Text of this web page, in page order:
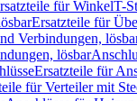
für WinkelT-
Ersatzteile für
Verbindungen,
lösbar
Ersatzteile für
für Verteiler mit